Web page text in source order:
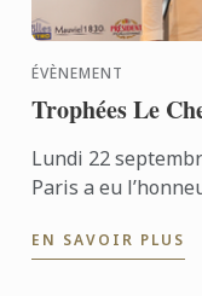
ÉVÈNEMENT
Trophées Le
Lundi 22
Paris a eu
EN SAVOIR PLUS